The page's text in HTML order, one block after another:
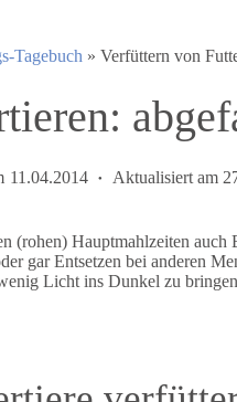
Tagebuch » Verfüttern von
11.04.2014 Aktualisiert am
(rohen) Hauptmahlzeiten
gar Entsetzen bei anderen
Licht ins Dunkel zu